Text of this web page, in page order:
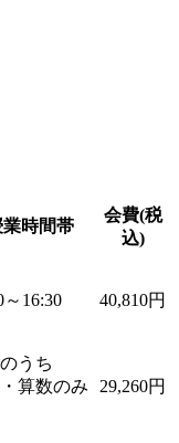
業時間帯
会費(税
込)
～16:30 40,810円
のうち
算数のみ
29,260円